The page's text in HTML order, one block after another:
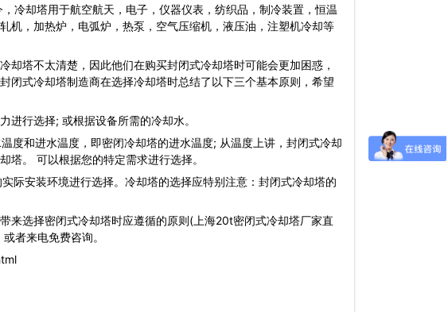
冷却塔用于航空航天，电子，仪器仪表，纺织品，制冷装置，恒温
机，加热炉，电弧炉，热泵，空气压缩机，液压油，注塑机冷却等
塔不太清楚，因此他们在购买封闭式冷却塔时可能会更加困惑，
闭式冷却塔制造商在选择冷却塔时总结了以下三个基本原则，希望
行选择; 或根据设备所需的冷却水。
和进水温度，即密闭冷却塔的进水温度; 从温度上讲，封闭式冷却
塔。 可以根据您的特定需求进行选择。
安装环境进行选择。冷却塔的选择应特别注意：封闭式冷却塔的
来选择密闭式冷却塔时应遵循的原则(上海20t密闭式冷却塔厂家直
者来电免费咨询。